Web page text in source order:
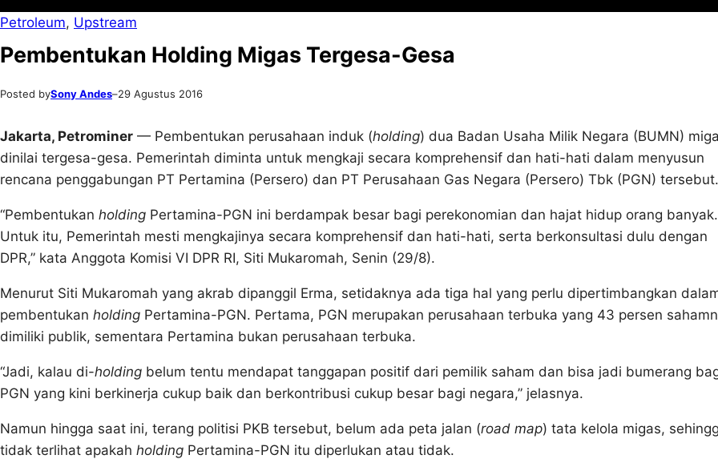
Petroleum, Upstream
Pembentukan Holding Migas Tergesa-Gesa
Posted bySony Andes–29 Agustus 2016
Jakarta, Petrominer — Pembentukan perusahaan induk (holding) dua Badan Usaha Milik Negara (BUMN)
dinilai tergesa-gesa. Pemerintah diminta untuk mengkaji secara komprehensif dan hati-hati dalam menyusun
rencana penggabungan PT Pertamina (Persero) dan PT Perusahaan Gas Negara (Persero) Tbk (PGN) tersebut.
“Pembentukan holding Pertamina-PGN ini berdampak besar bagi perekonomian dan hajat hidup orang banyak.
Untuk itu, Pemerintah mesti mengkajinya secara komprehensif dan hati-hati, serta berkonsultasi dulu dengan
DPR,” kata Anggota Komisi VI DPR RI, Siti Mukaromah, Senin (29/8).
Menurut Siti Mukaromah yang akrab dipanggil Erma, setidaknya ada tiga hal yang perlu dipertimbangkan
pembentukan holding Pertamina-PGN. Pertama, PGN merupakan perusahaan terbuka yang 43 persen
dimiliki publik, sementara Pertamina bukan perusahaan terbuka.
“Jadi, kalau di-holding belum tentu mendapat tanggapan positif dari pemilik saham dan bisa jadi bumerang
PGN yang kini berkinerja cukup baik dan berkontribusi cukup besar bagi negara,” jelasnya.
Namun hingga saat ini, terang politisi PKB tersebut, belum ada peta jalan (road map) tata kelola migas,
tidak terlihat apakah holding Pertamina-PGN itu diperlukan atau tidak.